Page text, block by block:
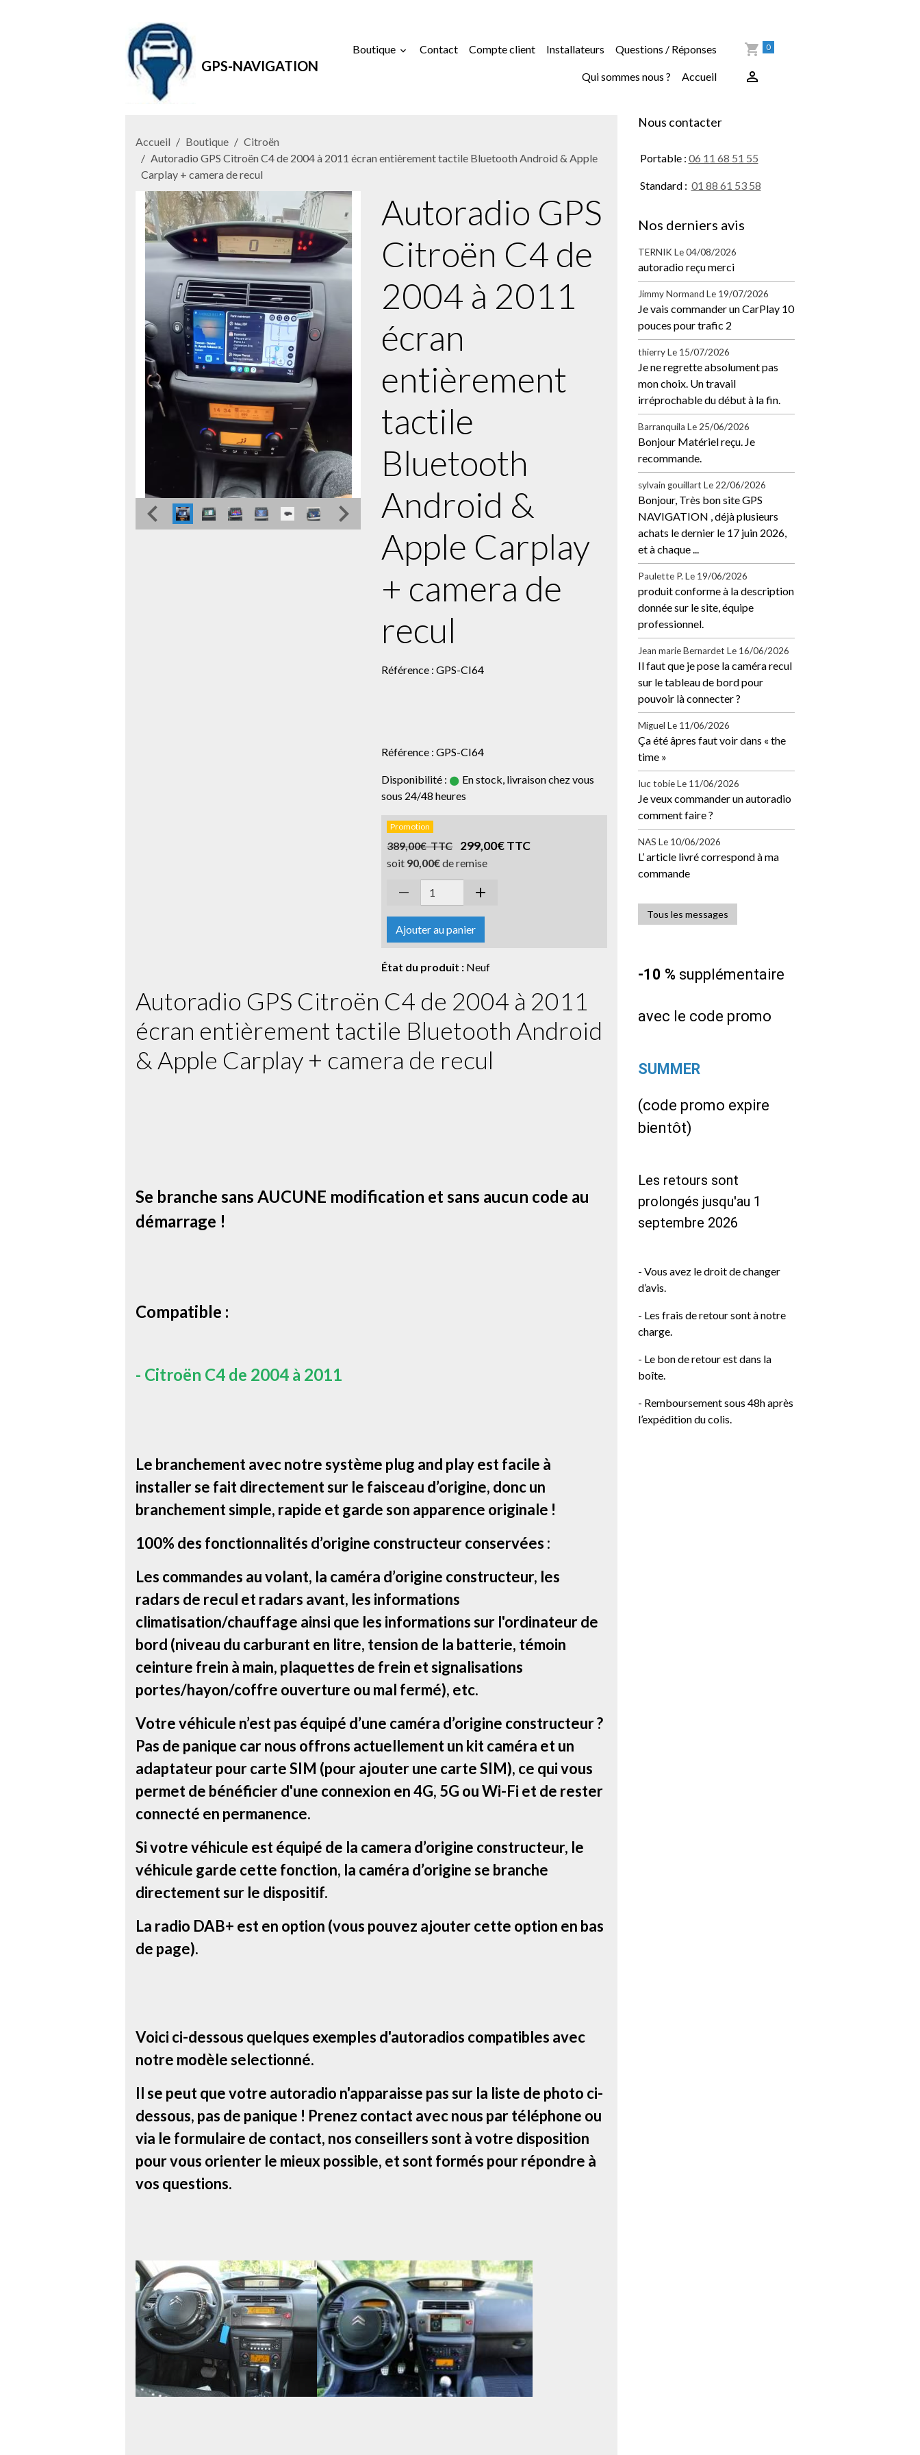
GPS-NAVIGATION
Boutique Contact Compte client Installateurs Questions / Réponses
Qui sommes nous ? Accueil
0
Accueil Boutique
Citroën
Autoradio GPS Citroën C4 de 2004 à 2011 écran entièrement tactile Bluetooth Android & Apple
Carplay + camera de recul
Autoradio GPS
Citroën C4 de
2004 à 2011
écran
entièrement
tactile
Bluetooth
Android &
Apple Carplay
+ camera de
recul
Référence : GPS-CI64
Référence : GPS-CI64
Disponibilité :
En stock, livraison chez vous
sous 24/48 heures
Promotion
389,00€ TTC 299,00€ TTC
soit 90,00€de remise
Ajouter au panier
État du produit : Neuf
Autoradio GPS Citroën C4 de 2004 à 2011
écran entièrement tactile Bluetooth Android
& Apple Carplay + camera de recul
Se branche sans AUCUNE modification et sans aucun code au
démarrage !
Compatible :
- Citroën C4 de 2004 à 2011
Le branchement avec notre système plug and play est facile à
installer se fait directement sur le faisceau d’origine, donc un
branchement simple, rapide et garde son apparence originale !
100% des fonctionnalités d’origine constructeur conservées :
Les commandes au volant, la caméra d’origine constructeur, les
radars de recul et radars avant, les informations
climatisation/chauffage ainsi que les informations sur l'ordinateur de
bord (niveau du carburant en litre, tension de la batterie, témoin
ceinture frein à main, plaquettes de frein et signalisations
portes/hayon/coffre ouverture ou mal fermé), etc.
Votre véhicule n’est pas équipé d’une caméra d’origine constructeur ?
Pas de panique car nous offrons actuellement un kit caméra et un
adaptateur pour carte SIM (pour ajouter une carte SIM), ce qui vous
permet de bénéficier d'une connexion en 4G, 5G ou Wi-Fi et de rester
connecté en permanence.
Si votre véhicule est équipé de la camera d’origine constructeur, le
véhicule garde cette fonction, la caméra d’origine se branche
directement sur le dispositif.
La radio DAB+ est en option (vous pouvez ajouter cette option en bas
de page).
Voici ci-dessous quelques exemples d'autoradios compatibles avec
notre modèle selectionné.
Il se peut que votre autoradio n'apparaisse pas sur la liste de photo ci-
dessous, pas de panique ! Prenez contact avec nous par téléphone ou
via le formulaire de contact, nos conseillers sont à votre disposition
pour vous orienter le mieux possible, et sont formés pour répondre à
vos questions.
Nous contacter
Portable : 06 11 68 51 55
Standard : 01 88 61 53 58
Nos derniers avis
TERNIK Le 04/08/2026
autoradio reçu merci
Jimmy Normand Le 19/07/2026
Je vais commander un CarPlay 10
pouces pour trafic 2
thierry Le 15/07/2026
Je ne regrette absolument pas
mon choix. Un travail
irréprochable du début à la fin.
Barranquila Le 25/06/2026
Bonjour Matériel reçu. Je
recommande.
sylvain gouillart Le 22/06/2026
Bonjour, Très bon site GPS
NAVIGATION , déjà plusieurs
achats le dernier le 17 juin 2026,
et à chaque ...
Paulette P. Le 19/06/2026
produit conforme à la description
donnée sur le site, équipe
professionnel.
Jean marie Bernardet Le 16/06/2026
Il faut que je pose la caméra recul
sur le tableau de bord pour
pouvoir là connecter ?
Miguel Le 11/06/2026
Ça été âpres faut voir dans « the
time »
Iuc tobie Le 11/06/2026
Je veux commander un autoradio
comment faire ?
NAS Le 10/06/2026
L’ article livré correspond à ma
commande
Tous les messages
-10 % supplémentaire
avec le code promo
SUMMER
(code promo expire
bientôt)
Les retours sont
prolongés jusqu'au 1
septembre 2026
- Vous avez le droit de changer
d’avis.
- Les frais de retour sont à notre
charge.
- Le bon de retour est dans la
boîte.
- Remboursement sous 48h après
l’expédition du colis.